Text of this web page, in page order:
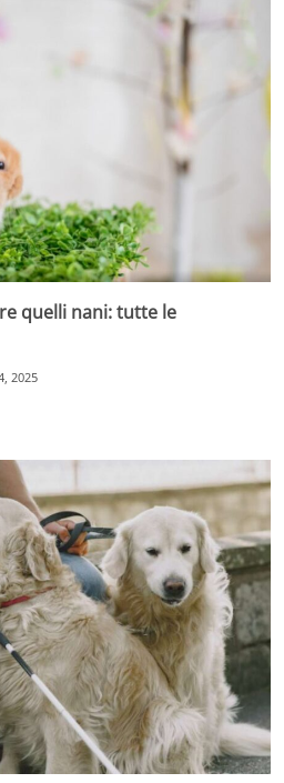
quelli nani: tutte le
2025